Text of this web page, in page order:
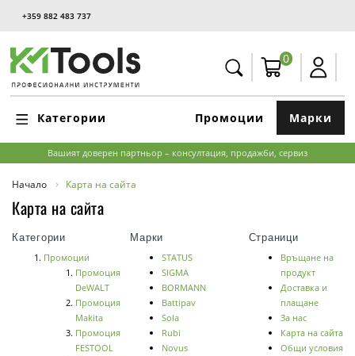
+359 882 483 737
0
Категории Марки
Промоции
Вашият доверен партньор – консултация, продажби, сервиз
Начало Карта на сайта
Карта на сайта
Категории
Промоции
Промоция
DeWALT
Промоция
Makita
Промоция
FESTOOL
Марки
STATUS
SIGMA
BORMANN
Battipav
Sola
Rubi
Novus
Страници
Връщане на
продукт
Доставка и
плащане
За нас
Карта на сайта
Общи условия